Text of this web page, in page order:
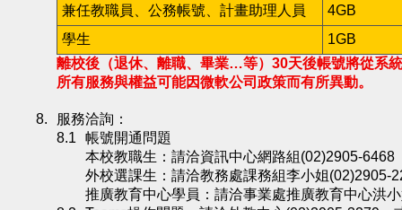
兼任教職員、公務帳號、計畫助理人員
4GB
學生
1GB
離校後（退休、離職、畢業…等）30天後帳號將從系
所有服務與權益可能因微軟公司政策而有所異動。
服務洽詢：
帳號開通問題
本校教職生：請洽資訊中心網路組(02)2905-6468
外校選課生：請洽教務處課務組李小姐(02)2905-
推廣教育中心學員：請洽事業處推廣教育中心洪